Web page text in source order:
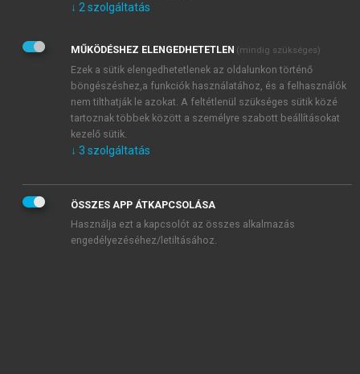
Kérek értesítést az Akadémiai Kiadó Zrt. újdonságairól,
Adatkezelési tájékoztatóbanfoglaltakat tudomásul
veszem és elfogadom.
Általános vásárlási feltételeket, valamint a szotar.netés a
mersz.huoldalak licencszerződéseiben foglaltakat
tudomásul veszem és elfogadom.
KIPRÓBÁLOM
↓ 2 szolgáltatás
MŰKÖDÉSHEZ ELENGEDHETETLEN (mindig szükséges)
Ezek a sütik elengedhetetlenek az oldalunkon történő
böngészéshez,a funkciók használatához, és a felhasználók
nem tilthatják le azokat. A feltétlenül szükséges sütik közé
tartoznak többek között a személyre szabott beállításokat
kezelő sütik.
↓ 3 szolgáltatás
ÖSSZES APP ÁTKAPCSOLÁSA
Használja ezt a kapcsolót az összes alkalmazás
engedélyezéséhez/letiltásához.